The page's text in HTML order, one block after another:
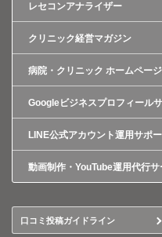
レセコンアナライザー
クリニック経営マガジン
病院・クリニック ホームペー
Googleビジネスプロフィール
LINE公式アカウント運用サポ
動画制作・YouTube運用代行
口コミ投稿ガイドライン